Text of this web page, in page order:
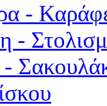
-
-